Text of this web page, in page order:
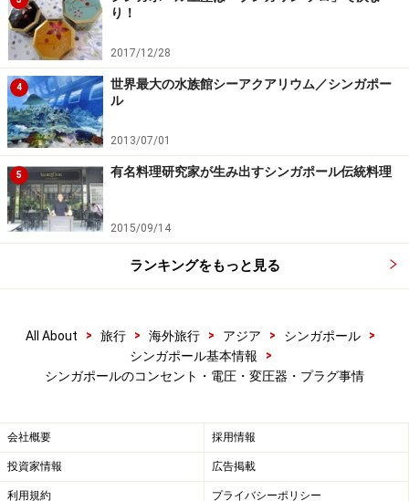
旅行中は写真もたくさん撮りますし、なにかと充電が必
要なことが増えるもの。海外対応の家電を持参するとし
ても、充電器がひとつ、しかも差込口の多いものがある
と何かと便利だと思いますし、アダプターも2～3個持参
するのがいいのではないかと個人的には思います。
■SIM LIM SQUARE(シムリムスクエア)
住所：1Rochor Canal Road（
電話：6338-3859(+65)
アクセス：MRTブギスから徒歩約10分
※記事内容は執筆時点のものです。最新の内容をご確認くださ
ださい。
り！
2017/12/28
4
世界最大の水族館シーアクアリウム／シンガポー
ル
2013/07/01
5 有名料理研究家が生み出すシンガポール伝統料理
2015/09/14
ランキングをもっと見る
All About > 旅行 > 海外旅行 > アジア > シンガポール
>
シンガポール基本情報
>
シンガポールのコンセント・電圧・変圧器・プラグ事情
会社概要 採用情報
投資家情報 広告掲載
利用規約 プライバシーポリシー